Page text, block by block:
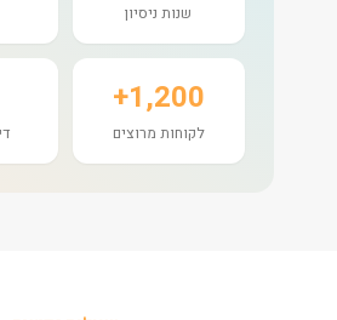
שנות ניסיון
1,200+
לקוחות מרוצים